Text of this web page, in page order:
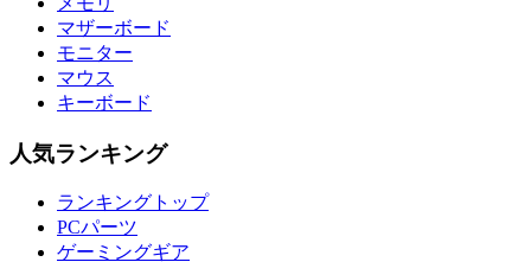
マザーボード
モニター
マウス
キーボード
人気ランキング
ランキングトップ
PCパーツ
ゲーミングギア